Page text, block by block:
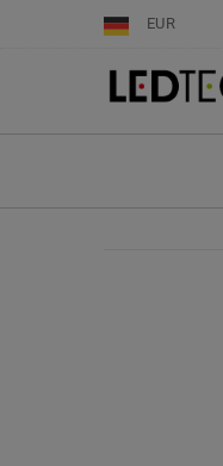
EUR